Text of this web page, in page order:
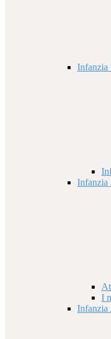
Infanzia
Infanzia
I
Infanzia